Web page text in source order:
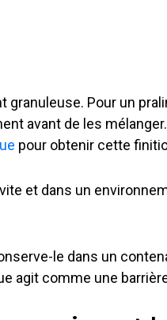
Pour un
avant de les
pour obtenir cette
et dans un
le dans un
agit comme une